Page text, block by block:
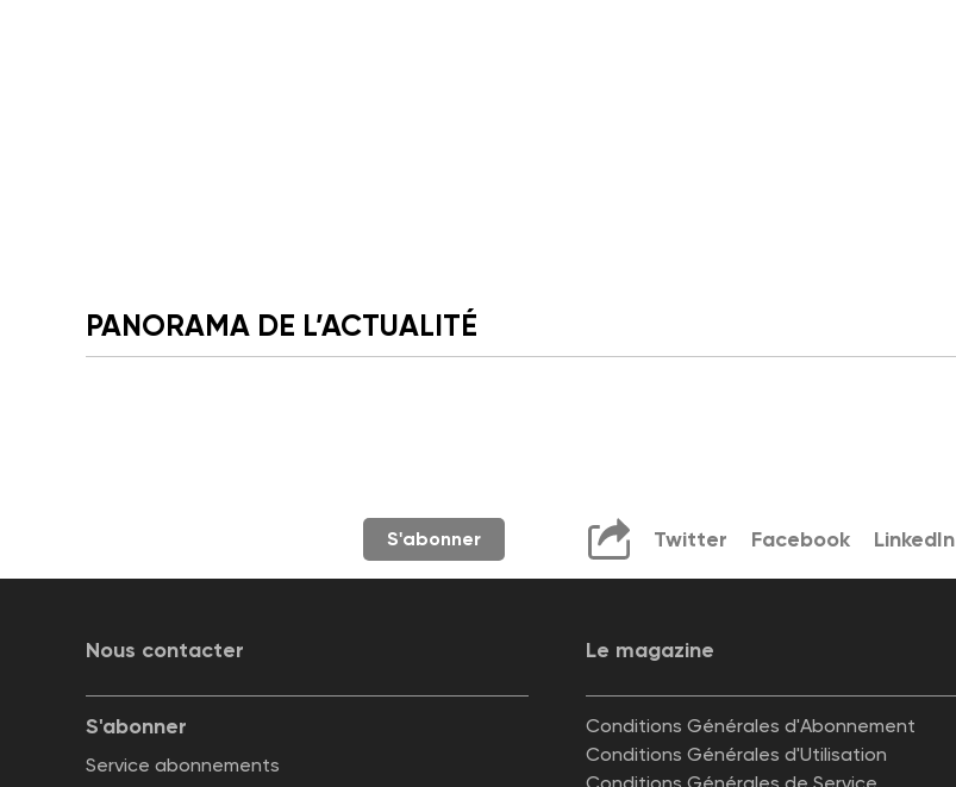
PANORAMA DE L’ACTUALITÉ
S'abonner Twitter Facebook LinkedIn
Nous contacter Le magazine
S'abonner
Service abonnements
Conditions Générales d'Abonnement
Conditions Générales d'Utilisation